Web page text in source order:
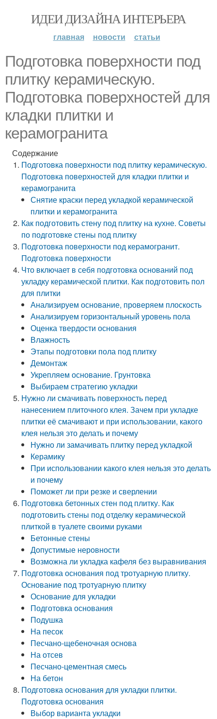
ИДЕИ ДИЗАЙНА ИНТЕРЬЕРА
главная новости статьи
Подготовка поверхности под
плитку керамическую.
Подготовка поверхностей для
кладки плитки и
керамогранита
Содержание
Подготовка поверхности под плитку керамическую.
Подготовка поверхностей для кладки плитки и
керамогранита
Снятие краски перед укладкой керамической
плитки и керамогранита
Как подготовить стену под плитку на кухне. Советы
по подготовке стены под плитку
Подготовка поверхности под керамогранит.
Подготовка поверхности
Что включает в себя подготовка оснований под
укладку керамической плитки. Как подготовить пол
для плитки
Анализируем основание, проверяем плоскость
Анализируем горизонтальный уровень пола
Оценка твердости основания
Влажность
Этапы подготовки пола под плитку
Демонтаж
Укрепляем основание. Грунтовка
Выбираем стратегию укладки
Нужно ли смачивать поверхность перед
нанесением плиточного клея. Зачем при укладке
плитки её смачивают и при использовании, какого
клея нельзя это делать и почему
Нужно ли замачивать плитку перед укладкой
Керамику
При использовании какого клея нельзя это делать
и почему
Поможет ли при резке и сверлении
Подготовка бетонных стен под плитку. Как
подготовить стены под отделку керамической
плиткой в туалете своими руками
Бетонные стены
Допустимые неровности
Возможна ли укладка кафеля без выравнивания
Подготовка основания под тротуарную плитку.
Основание под тротуарную плитку
Основание для укладки
Подготовка основания
Подушка
На песок
Песчано-щебеночная основа
На отсев
Песчано-цементная смесь
На бетон
Подготовка основания для укладки плитки.
Подготовка основания
Выбор варианта укладки